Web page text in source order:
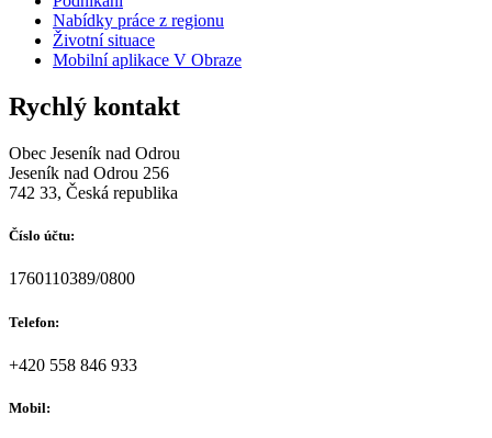
Nabídky práce z regionu
Životní situace
Mobilní aplikace V Obraze
Rychlý kontakt
Obec Jeseník nad Odrou
Jeseník nad Odrou 256
742 33, Česká republika
Číslo účtu:
1760110389/0800
Telefon:
+420 558 846 933
Mobil: